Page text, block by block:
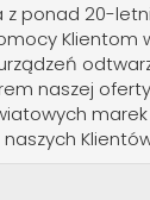
z ponad 20-
Klientom
naszej